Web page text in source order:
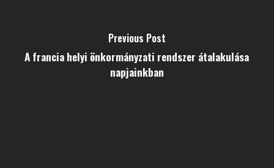
Previous Post
A francia helyi önkormányzati rendszer átalakulása
napjainkban